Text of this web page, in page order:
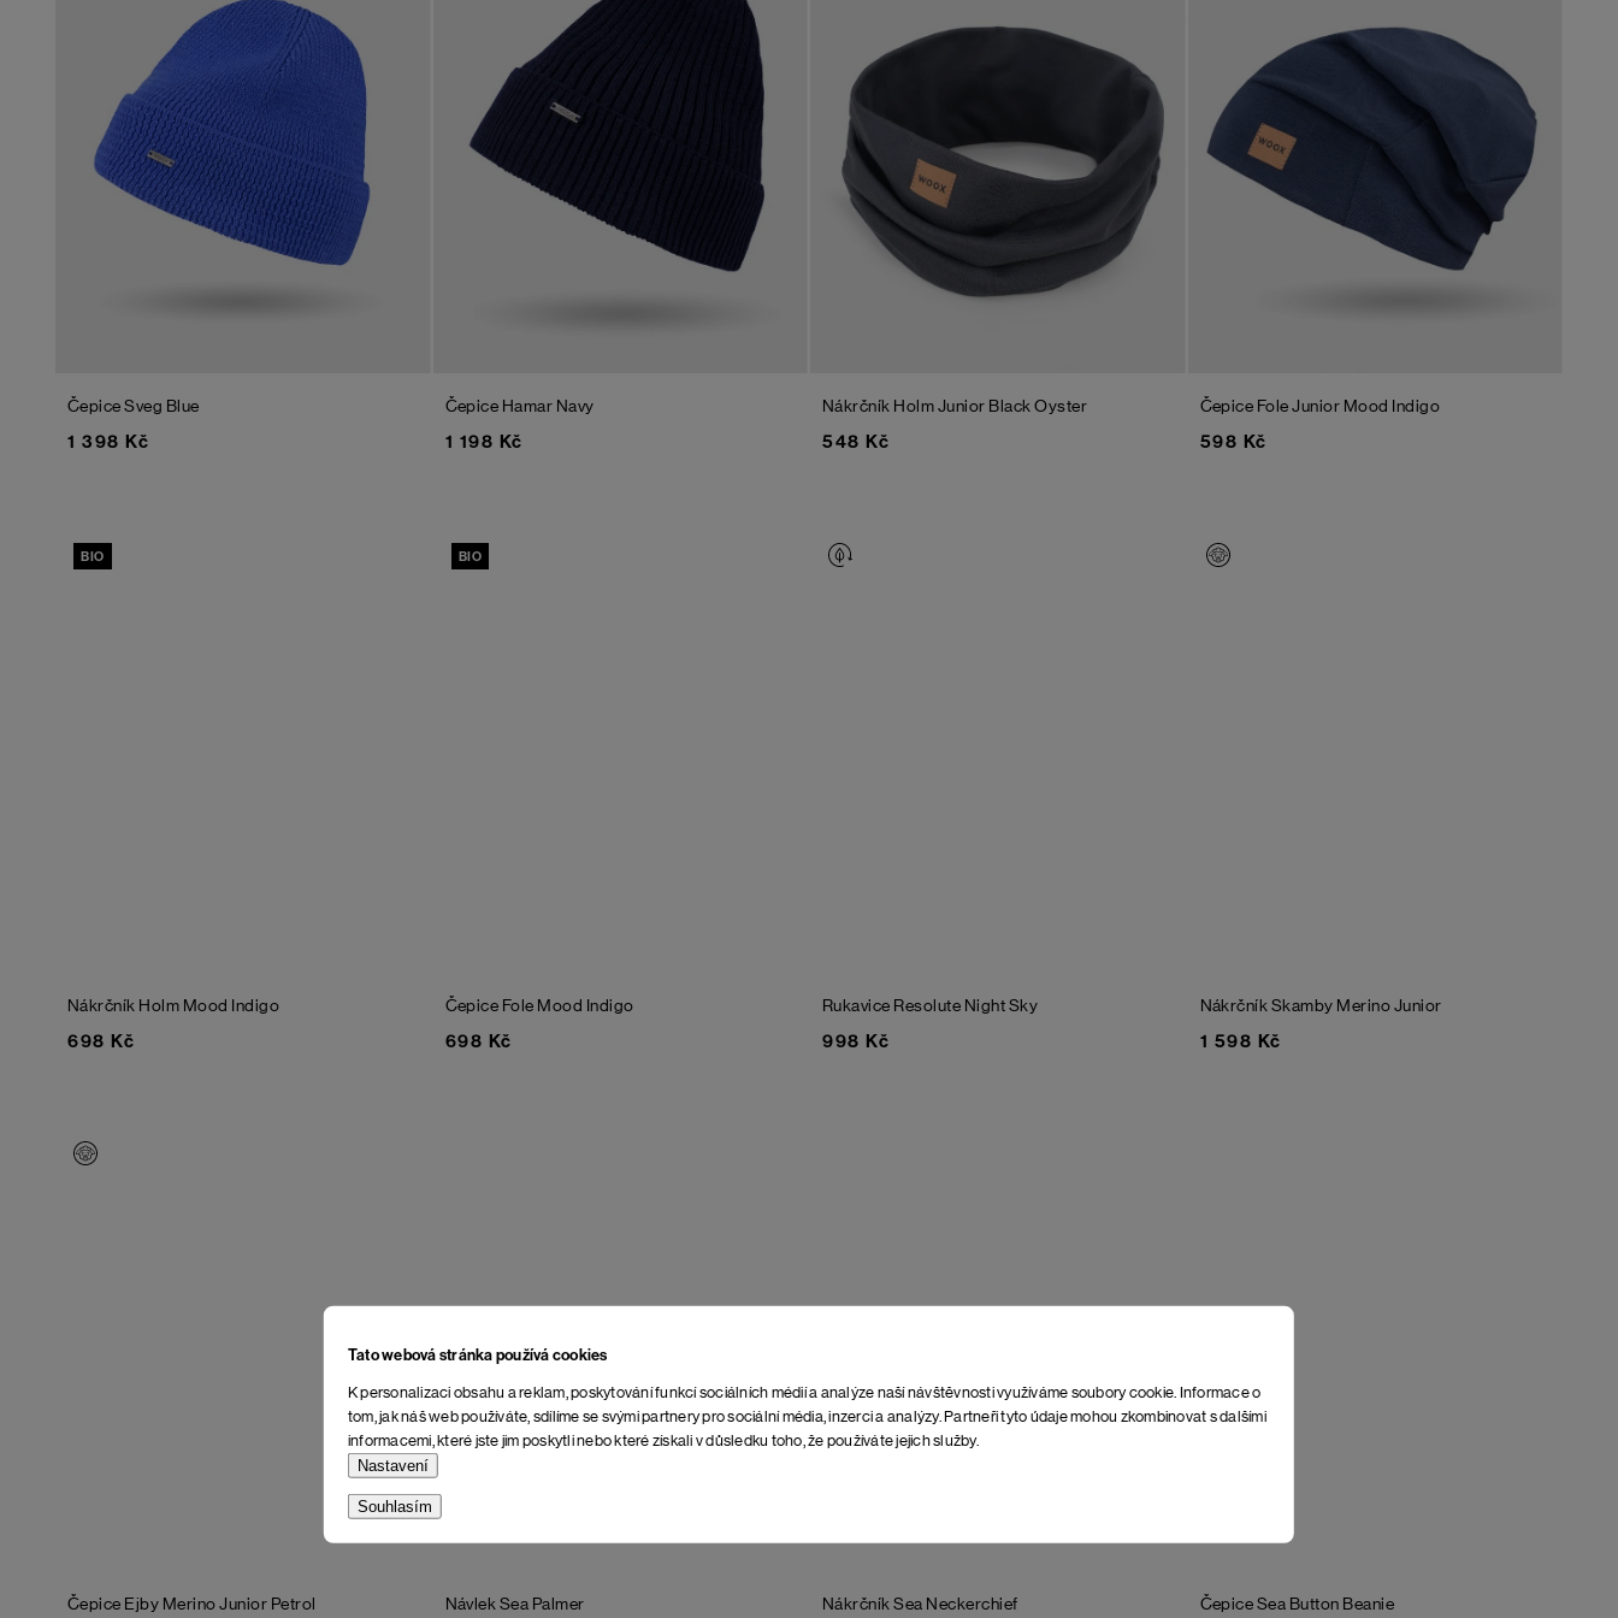
Tato webová stránka používá cookies
K personalizaci obsahu a reklam, poskytování funkcí sociálních médií a analýze naší návštěvnosti využíváme soubory cookie. Informace o
tom, jak náš web používáte, sdílíme se svými partnery pro sociální média, inzerci a analýzy. Partneři tyto údaje mohou zkombinovat s dalšími
informacemi, které jste jim poskytli nebo které získali v důsledku toho, že používáte jejich služby.
Nastavení
Souhlasím
Čepice Sveg Blue
1 398 Kč
Čepice Hamar Navy
1 198 Kč
Nákrčník Holm Junior Black Oyster
548 Kč
Čepice Fole Junior Mood Indigo
598 Kč
BIO
Nákrčník Holm Mood Indigo
698 Kč
BIO
Čepice Fole Mood Indigo
698 Kč
Rukavice Resolute Night Sky
998 Kč
Nákrčník Skamby Merino Junior
1 598 Kč
Čepice Ejby Merino Junior Petrol Návlek Sea Palmer Nákrčník Sea Neckerchief Čepice Sea Button Beanie